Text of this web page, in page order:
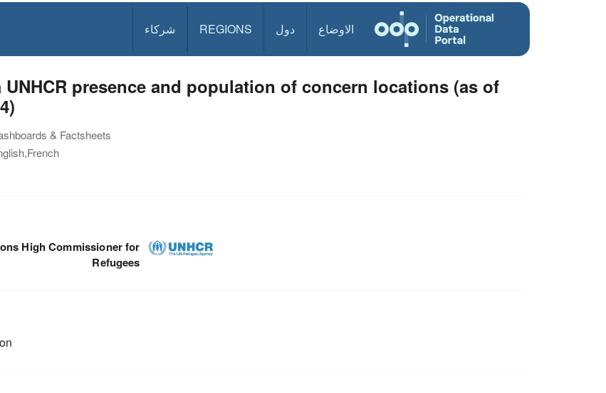
الاوضاع دول REGIONS شركاء
presence and population of concern locations (as of
& Factsheets
High Commissioner for
Refugees